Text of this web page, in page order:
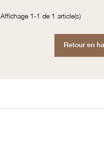
Affichage 1-1 de 1 article(s)
Retour en